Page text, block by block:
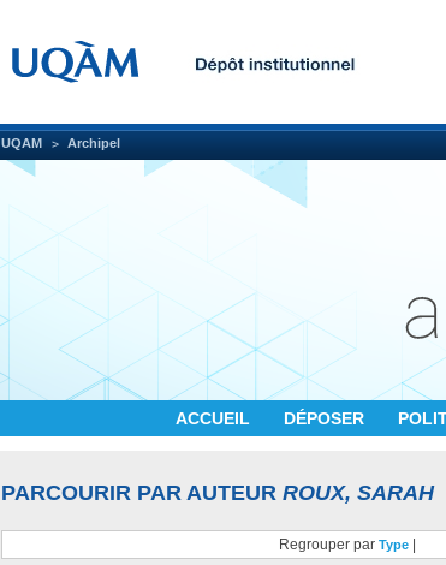
UQAM Archipel
ACCUEIL DÉPOSER
PARCOURIR PAR AUTEUR ROUX, SARAH
Regrouper par Type